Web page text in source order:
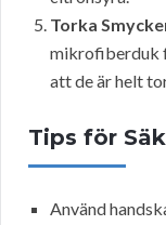
Torka
mikrofiberduk
att de är helt
Tips för
Använd